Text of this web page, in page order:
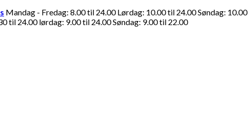
Mandag - Fredag: 8.00 til 24.00 Lørdag: 10.00 til 24.00 Søndag: 10.00
til 24.00 lørdag: 9.00 til 24.00 Søndag: 9.00 til 22.00